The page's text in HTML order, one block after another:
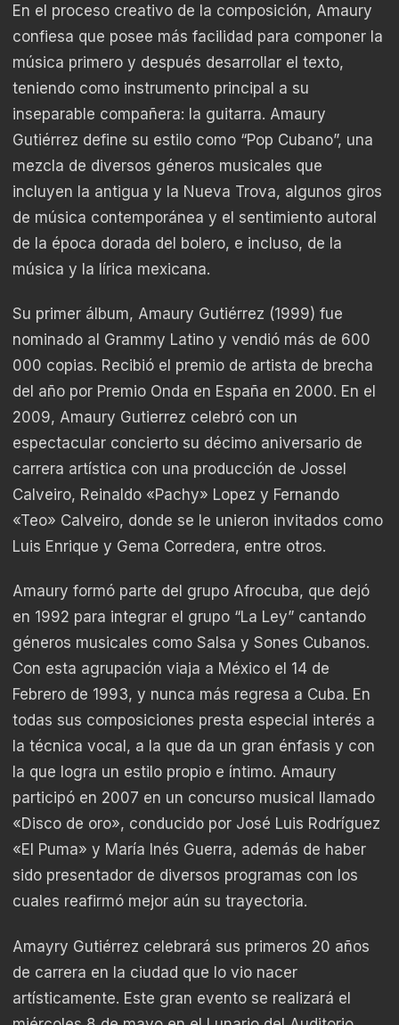
En el proceso creativo de la composición, Amaury
confiesa que posee más facilidad para componer la
música primero y después desarrollar el texto,
teniendo como instrumento principal a su
inseparable compañera: la guitarra. Amaury
Gutiérrez define su estilo como “Pop Cubano”, una
mezcla de diversos géneros musicales que
incluyen la antigua y la Nueva Trova, algunos giros
de música contemporánea y el sentimiento autoral
de la época dorada del bolero, e incluso, de la
música y la lírica mexicana.
Su primer álbum, Amaury Gutiérrez (1999) fue
nominado al Grammy Latino y vendió más de 600
000 copias. Recibió el premio de artista de brecha
del año por Premio Onda en España en 2000. En el
2009, Amaury Gutierrez celebró con un
espectacular concierto su décimo aniversario de
carrera artística con una producción de Jossel
Calveiro, Reinaldo «Pachy» Lopez y Fernando
«Teo» Calveiro, donde se le unieron invitados como
Luis Enrique y Gema Corredera, entre otros.
Amaury formó parte del grupo Afrocuba, que dejó
en 1992 para integrar el grupo “La Ley” cantando
géneros musicales como Salsa y Sones Cubanos.
Con esta agrupación viaja a México el 14 de
Febrero de 1993, y nunca más regresa a Cuba. En
todas sus composiciones presta especial interés a
la técnica vocal, a la que da un gran énfasis y con
la que logra un estilo propio e íntimo. Amaury
participó en 2007 en un concurso musical llamado
«Disco de oro», conducido por José Luis Rodríguez
«El Puma» y María Inés Guerra, además de haber
sido presentador de diversos programas con los
cuales reafirmó mejor aún su trayectoria.
Amayry Gutiérrez celebrará sus primeros 20 años
de carrera en la ciudad que lo vio nacer
artísticamente. Este gran evento se realizará el